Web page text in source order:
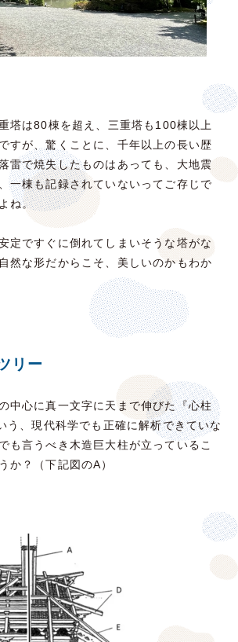
塔は80棟を超え、三重塔も100棟以上
すが、驚くことに、千年以上の長い歴
雷で焼失したものはあっても、大地震
一棟も記録されていないってご存じで
ね。
定ですぐに倒れてしまいそうな塔がな
然な形だからこそ、美しいのかもわか
リー
中心に真一文字に天まで伸びた『心柱
う、現代科学でも正確に解析できていな
も言うべき木造巨大柱が立っているこ
か？（下記図のA）